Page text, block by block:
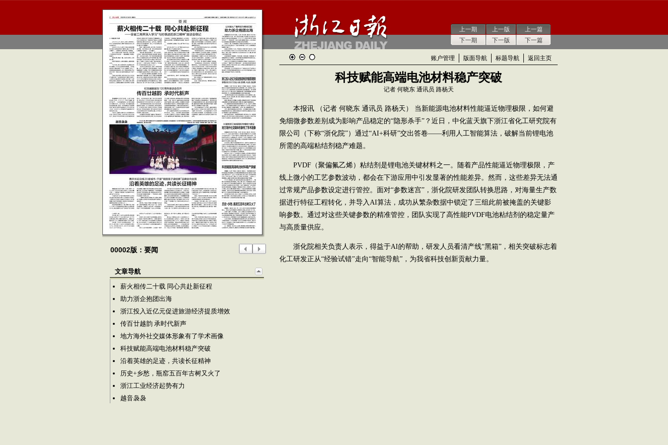
上一期
下一期
上一版
下一版
上一篇
下一篇
00002版：要闻
文章导航
薪火相传二十载 同心共赴新征程
助力浙企抱团出海
浙江投入近亿元促进旅游经济提质增效
传百廿越韵 承时代新声
地方海外社交媒体形象有了学术画像
科技赋能高端电池材料稳产突破
沿着英雄的足迹，共读长征精神
历史+乡愁，瓶窑五百年古树又火了
浙江工业经济起势有力
越音袅袅
账户管理 版面导航 标题导航 返回主页
科技赋能高端电池材料稳产突破
记者 何晓东 通讯员 路杨天
本报讯 （记者 何晓东 通讯员 路杨天） 当新能源电池材料性能逼近物理极限，如何避
免细微参数差别成为影响产品稳定的“隐形杀手”？近日，中化蓝天旗下浙江省化工研究院有
限公司（下称“浙化院”）通过“AI+科研”交出答卷——利用人工智能算法，破解当前锂电池
所需的高端粘结剂稳产难题。
PVDF（聚偏氟乙烯）粘结剂是锂电池关键材料之一。随着产品性能逼近物理极限，产
线上微小的工艺参数波动，都会在下游应用中引发显著的性能差异。然而，这些差异无法通
过常规产品参数设定进行管控。面对“参数迷宫”，浙化院研发团队转换思路，对海量生产数
据进行特征工程转化，并导入AI算法，成功从繁杂数据中锁定了三组此前被掩盖的关键影
响参数。通过对这些关键参数的精准管控，团队实现了高性能PVDF电池粘结剂的稳定量产
与高质量供应。
浙化院相关负责人表示，得益于AI的帮助，研发人员看清产线“黑箱”，相关突破标志着
化工研发正从“经验试错”走向“智能导航”，为我省科技创新贡献力量。